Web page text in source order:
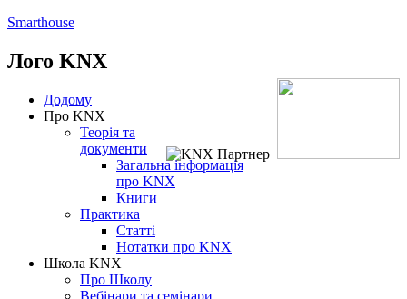
Smarthouse
Лого KNX
Додому
Про KNX
Теорія та
документи
Загальна інформація
про KNX
Книги
Практика
Статті
Нотатки про KNХ
Школа KNX
Про Школу
Вебінари та семінари